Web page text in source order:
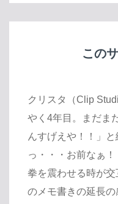
この
クリスタ（Clip
やく4年目。まだま
んすげえや！！」
っ・・・お前なぁ
拳を震わせる時が
のメモ書きの延長の